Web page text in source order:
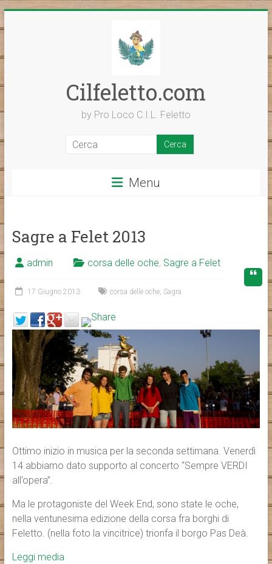
al
Cilfeletto.com
by Pro Loco C.I.L. Feletto
Menu
Sagre a Felet 2013
admin corsa delle oche, Sagre a Felet
17 Giugno 2013 corsa delle oche, Sagra
Ottimo inizio in musica per la seconda settimana. Venerdì
14 abbiamo dato supporto al concerto “Sempre VERDI
all’opera”.
Ma le protagoniste del Week End, sono state le oche,
nella ventunesima edizione della corsa fra borghi di
Feletto. (nella foto la vincitrice) trionfa il borgo Pas Deà.
Leggi media